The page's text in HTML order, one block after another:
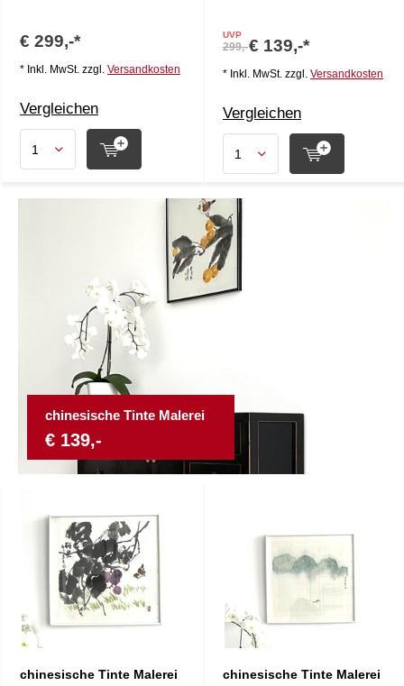
€ 299,-*
* Inkl. MwSt. zzgl. Versandkosten
Vergleichen
UVP
299,-€ 139,-*
* Inkl. MwSt. zzgl. Versandkosten
Vergleichen
chinesische Tinte Malerei
€ 139,-
chinesische Tinte Malerei chinesische Tinte Malerei